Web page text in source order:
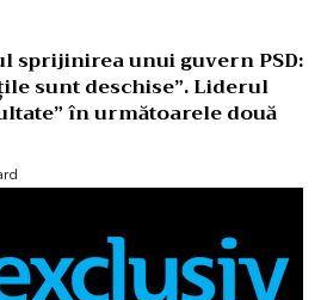
sprijinirea unui guvern PSD:
sunt deschise”. Liderul
în următoarele două